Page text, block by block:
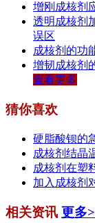
增刚成核剂
透明成核剂
误区
成核剂的功
增韧成核剂
查看更多
猜你喜欢
硬脂酸钡的
成核剂结晶
成核剂在塑
加入成核剂
相关资讯 更多